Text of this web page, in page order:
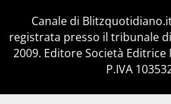
Canale di
registrata presso il tribunale
2009. Editore Società Editrice
P.IVA